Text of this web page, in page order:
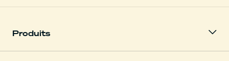
Produits